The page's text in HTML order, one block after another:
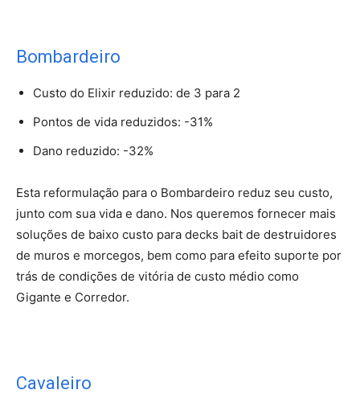
Bombardeiro
Custo do Elixir reduzido: de 3 para 2
Pontos de vida reduzidos: -31%
Dano reduzido: -32%
Esta reformulação para o Bombardeiro reduz seu custo,
junto com sua vida e dano. Nos queremos fornecer mais
soluções de baixo custo para decks bait de destruidores
de muros e morcegos, bem como para efeito suporte por
trás de condições de vitória de custo médio como
Gigante e Corredor.
Cavaleiro